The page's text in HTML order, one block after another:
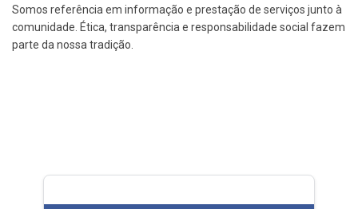
Somos referência em informação e prestação de serviços junto à
comunidade. Ética, transparência e responsabilidade social fazem
parte da nossa tradição.